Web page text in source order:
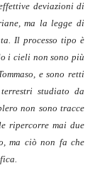
deviazioni di
ma la legge di
Il processo tipo è
i cieli non sono più
e sono retti
studiato da
non sono tracce
ripercorre mai due
ma ciò non fa che